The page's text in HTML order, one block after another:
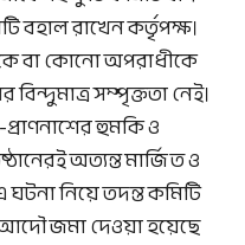
বহাল রাখেন কর্তৃপক্ষ।
বা কোনো অপরাধীকে
সম্পৃক্ততা নেই।
হুমকি ও
অত্যন্ত মার্জিত ও
নিয়ে তদন্ত কমিটি
জমা দেওয়া হয়েছে